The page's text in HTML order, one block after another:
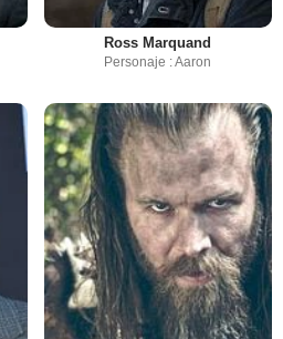
Ross Marquand
Personaje : Aaron